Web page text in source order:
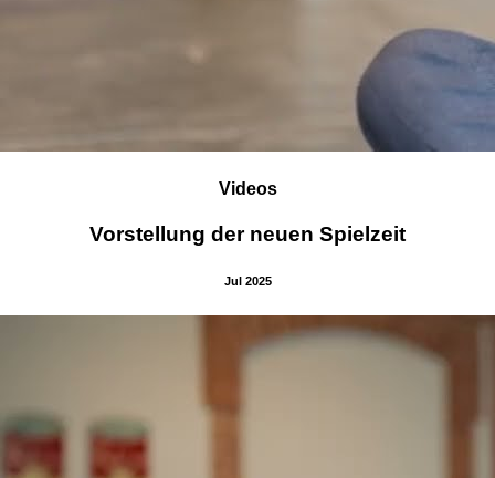
Videos
Vorstellung der neuen Spielzeit
Jul 2025